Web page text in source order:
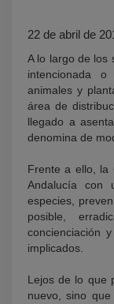
22 de abril de
A lo largo de los
intencionada
animales y
área de
llegado a
denomina de
Frente a ello, la
Andalucía con
especies,
posible,
concienciación
implicados.
Lejos de lo que
nuevo, sino